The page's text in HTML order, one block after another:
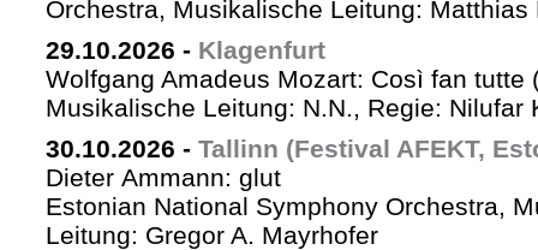
Orchestra, Musikalische Leitung: Matthias
29.10.2026 - Klagenfurt
Wolfgang Amadeus Mozart: Così fan tutte
Musikalische Leitung: N.N., Regie: Nilufar
30.10.2026 - Tallinn (Festival AFEKT,
Dieter Ammann: glut
Estonian National Symphony Orchestra,
Leitung: Gregor A. Mayrhofer